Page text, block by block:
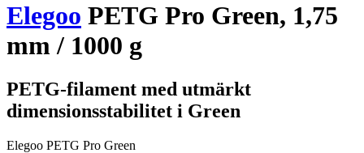
Elegoo PETG Pro Green, 1,75
mm / 1000 g
PETG-filament med utmärkt
dimensionsstabilitet i Green
Elegoo PETG Pro Green